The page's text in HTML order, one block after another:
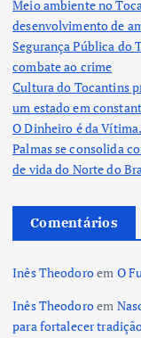
Meio ambiente no
desenvolvimento de
Segurança Pública do
combate ao crime
Cultura do Tocantins
um estado em
O Dinheiro é da Vítima.
Palmas se consolida
de vida do Norte do
Comentários
Inês Theodoroem O
Inês Theodoroem
para fortalecer